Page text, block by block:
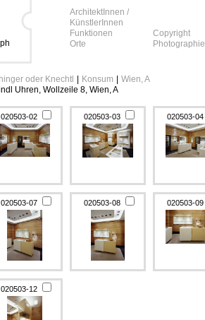
ArchitektInnen /
KünstlerInnen
Funktionen
Orte
Copyright
Photographie
oder Knechtl Konsum
Wien, A
Uhren, Wollzeile 8, Wien, A
020503-02 020503-03 020503-04
020503-07 020503-08 020503-09
020503-12